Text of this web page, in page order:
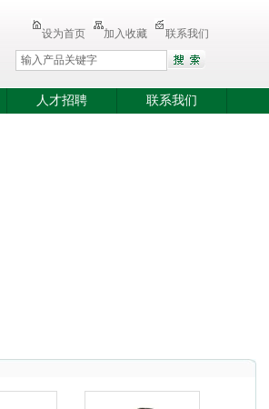
设为首页 加入收藏 联系我们
人才招聘 联系我们